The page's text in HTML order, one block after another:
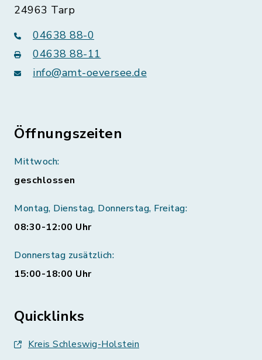
24963 Tarp
04638 88-0
04638 88-11
info@amt-oeversee.de
Öffnungszeiten
Mittwoch:
geschlossen
Montag, Dienstag, Donnerstag, Freitag:
08:30-12:00 Uhr
Donnerstag zusätzlich:
15:00-18:00 Uhr
Quicklinks
Kreis Schleswig-Holstein